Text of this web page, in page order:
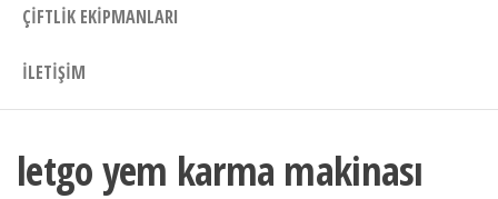
ÇIFTLIK EKIPMANLARI
İLETIŞIM
letgo yem karma makinası